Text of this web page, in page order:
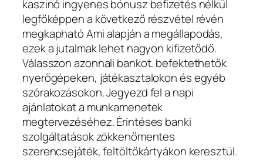
kaszinó ingyenes bónusz befizetés nélkül
legfőképpen a következő részvétel révén
megkapható Ami alapján a megállapodás,
ezek a jutalmak lehet nagyon kifizetődő.
Válasszon azonnali bankot. befektethetők
nyerőgépeken, játékasztalokon és egyéb
szórakozásokon. Jegyezd fel a napi
ajánlatokat a munkamenetek
megtervezéséhez. Érintéses banki
szolgáltatások zökkenőmentes
szerencsejáték, feltöltőkártyákon keresztül.